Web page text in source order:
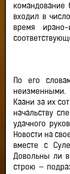
командование
входил в
время
По его
неизменными.
Каани за их
начальству
удачного
Новости на
вместе с
Довольны ли в
строю —